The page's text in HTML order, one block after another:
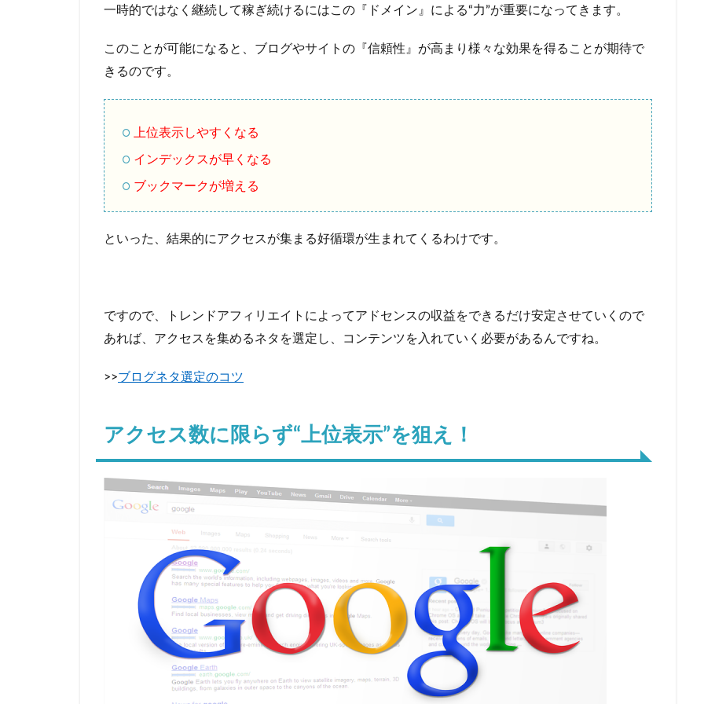
一時的ではなく継続して稼ぎ続けるにはこの『ドメイン』による“力”が重要になってきます。
このことが可能になると、ブログやサイトの『信頼性』が高まり様々な効果を得ることが期待で
きるのです。
上位表示しやすくなる
インデックスが早くなる
ブックマークが増える
といった、結果的にアクセスが集まる好循環が生まれてくるわけです。
ですので、トレンドアフィリエイトによってアドセンスの収益をできるだけ安定させていくので
あれば、アクセスを集めるネタを選定し、コンテンツを入れていく必要があるんですね。
>>ブログネタ選定のコツ
アクセス数に限らず“上位表示”を狙え！